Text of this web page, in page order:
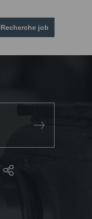
Recherche job